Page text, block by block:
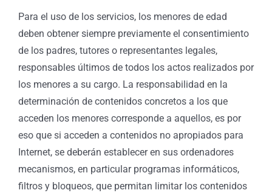
Para el uso de los servicios, los menores de edad
deben obtener siempre previamente el consentimiento
de los padres, tutores o representantes legales,
responsables últimos de todos los actos realizados por
los menores a su cargo. La responsabilidad en la
determinación de contenidos concretos a los que
acceden los menores corresponde a aquellos, es por
eso que si acceden a contenidos no apropiados para
Internet, se deberán establecer en sus ordenadores
mecanismos, en particular programas informáticos,
filtros y bloqueos, que permitan limitar los contenidos